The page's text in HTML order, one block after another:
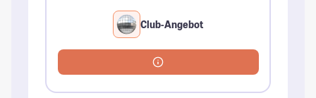
Club-Angebot